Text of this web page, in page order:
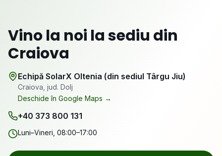
Vino la noi la sediu din
Craiova
Echipă SolarX Oltenia (din sediul Târgu Jiu)
Craiova , jud. Dolj
Deschide în Google Maps →
+40 373 800 131
Luni–Vineri, 08:00–17:00